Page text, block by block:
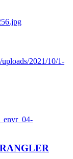
2021/10/1-